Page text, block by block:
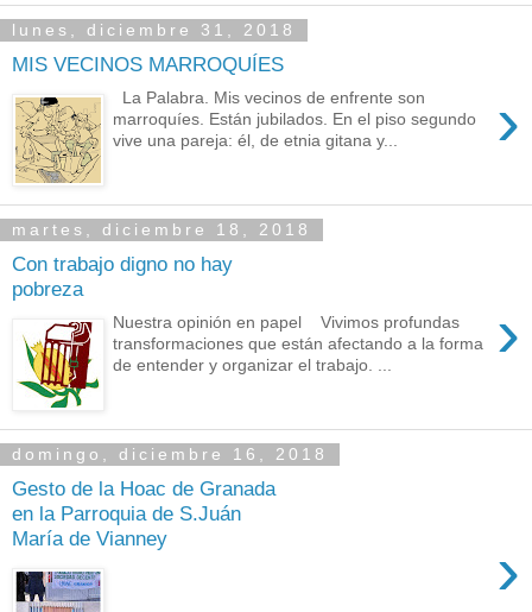
lunes, diciembre 31, 2018
MIS VECINOS MARROQUÍES
›
La Palabra. Mis vecinos de enfrente son
marroquíes. Están jubilados. En el piso segundo
vive una pareja: él, de etnia gitana y...
martes, diciembre 18, 2018
Con trabajo digno no hay
pobreza
›
Nuestra opinión en papel Vivimos profundas
transformaciones que están afectando a la forma
de entender y organizar el trabajo. ...
domingo, diciembre 16, 2018
Gesto de la Hoac de Granada
en la Parroquia de S.Juán
María de Vianney
›